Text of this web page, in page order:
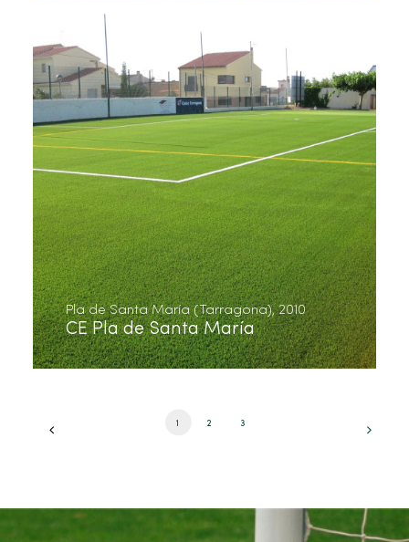
Pla de Santa María (Tarragona), 2010
CE Pla de Santa María
1 2 3